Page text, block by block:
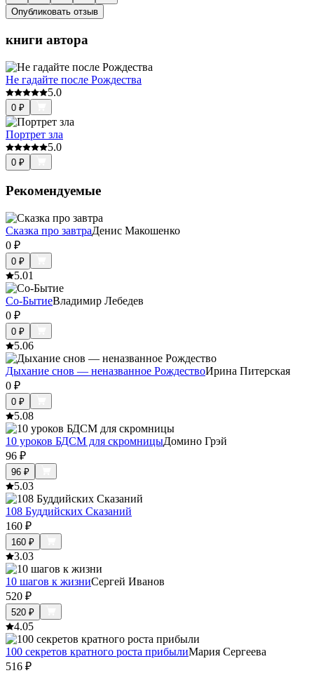
Опубликовать отзыв
книги автора
Не гадайте после Рождества
5.0
0 ₽
Портрет зла
5.0
0 ₽
Рекомендуемые
Сказка про завтраДенис Макошенко
0 ₽
0 ₽
5.01
Со-БытиеВладимир Лебедев
0 ₽
0 ₽
5.06
Дыхание снов — неназванное РождествоИрина Питерская
0 ₽
0 ₽
5.08
10 уроков БДСМ для скромницыДомино Грэй
96 ₽
96 ₽
5.03
108 Буддийских Сказаний
160 ₽
160 ₽
3.03
10 шагов к жизниСергей Иванов
520 ₽
520 ₽
4.05
100 секретов кратного роста прибылиМария Сергеева
516 ₽